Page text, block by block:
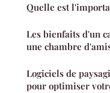
Quelle est
Les bienfaits d'un
une chambre
Logiciels de
pour optimiser